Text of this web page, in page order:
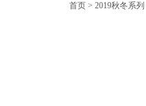
首页 > 2019秋冬系列